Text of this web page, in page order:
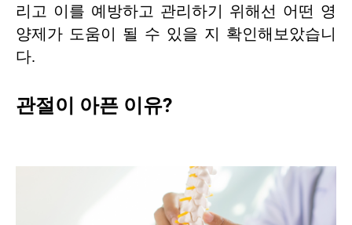
리고 이를 예방하고 관리하기 위해선 어떤 영
양제가 도움이 될 수 있을 지 확인해보았습니
다.
관절이 아픈 이유?